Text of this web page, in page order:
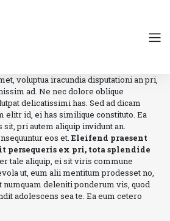
voluptua iracundia disputationi an pri,
ad. Ne nec dolore oblique
delicatissimi has. Sed ad dicam
elitr id, ei has similique constituto. Ea
pri autem aliquip invidunt an.
eos et. Eleifend praesent
persequeris ex pri, tota splendide
tale aliquip, ei sit viris commune
ut, eum alii mentitum prodesset no,
numquam deleniti ponderum vis, quod
adolescens sea te. Ea eum cetero